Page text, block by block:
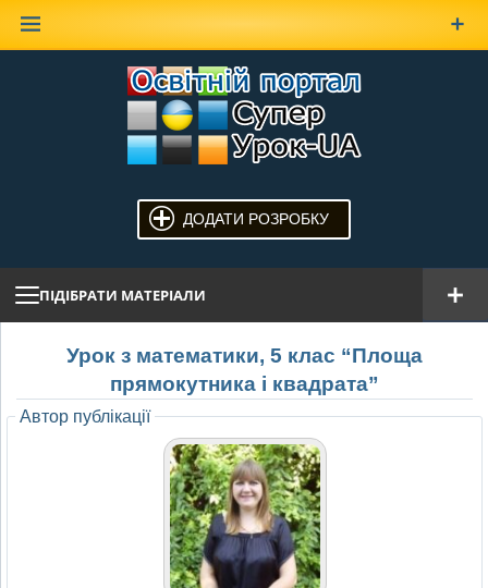
ДОДАТИ РОЗРОБКУ
ПІДІБРАТИ МАТЕРІАЛИ
Урок з математики, 5 клас “Площа
прямокутника і квадрата”
Автор публікації